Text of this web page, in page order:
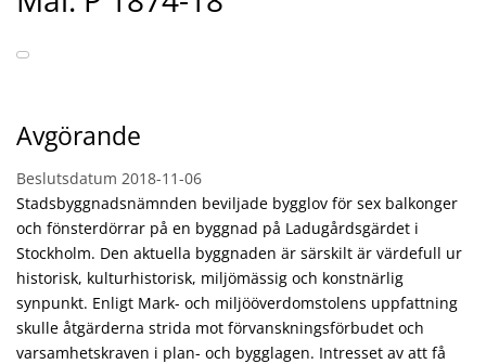
Avgörande
Beslutsdatum 2018-11-06
Stadsbyggnadsnämnden beviljade bygglov för sex balkonger
och fönsterdörrar på en byggnad på Ladugårdsgärdet i
Stockholm. Den aktuella byggnaden är särskilt är värdefull ur
historisk, kulturhistorisk, miljömässig och konstnärlig
synpunkt. Enligt Mark- och miljööverdomstolens uppfattning
skulle åtgärderna strida mot förvanskningsförbudet och
varsamhetskraven i plan- och bygglagen. Intresset av att få